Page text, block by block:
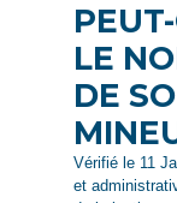
LE
DE
Vérifié le 11
et